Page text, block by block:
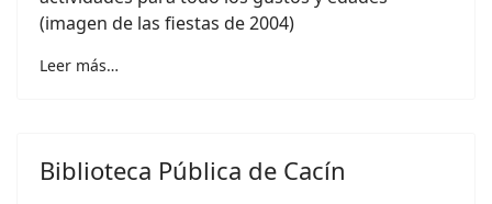
(imagen de las fiestas de 2004)
Leer más…
Biblioteca Pública de Cacín